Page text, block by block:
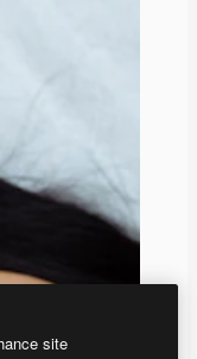
site